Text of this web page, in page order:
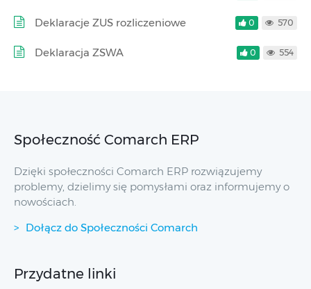
Deklaracje ZUS rozliczeniowe 0 570
Deklaracja ZSWA 0 554
Społeczność Comarch ERP
Dzięki społeczności Comarch ERP rozwiązujemy
problemy, dzielimy się pomysłami oraz informujemy o
nowościach.
Dołącz do Społeczności Comarch
Przydatne linki